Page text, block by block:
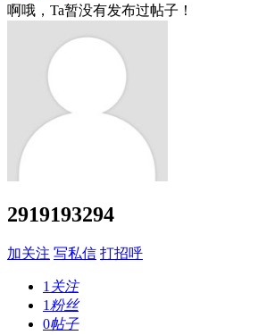
啊哦，Ta暂没有发布过帖子！
2919193294
加关注 写私信 打招呼
1 关注
1 粉丝
0帖子